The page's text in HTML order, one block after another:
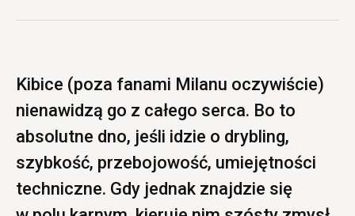
Kibice (poza fanami Milanu oczywiście)
nienawidzą go z całego serca. Bo to
absolutne dno, jeśli idzie o drybling,
szybkość, przebojowość, umiejętności
techniczne. Gdy jednak znajdzie się